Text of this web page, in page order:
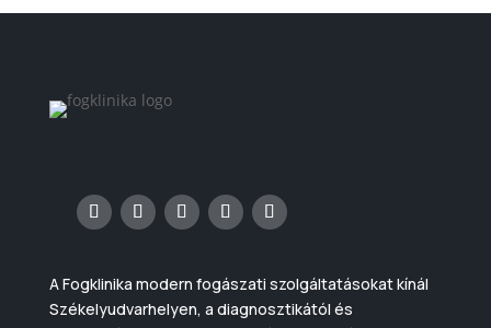
A Fogklinika modern fogászati szolgáltatásokat kínál
Székelyudvarhelyen, a diagnosztikától és